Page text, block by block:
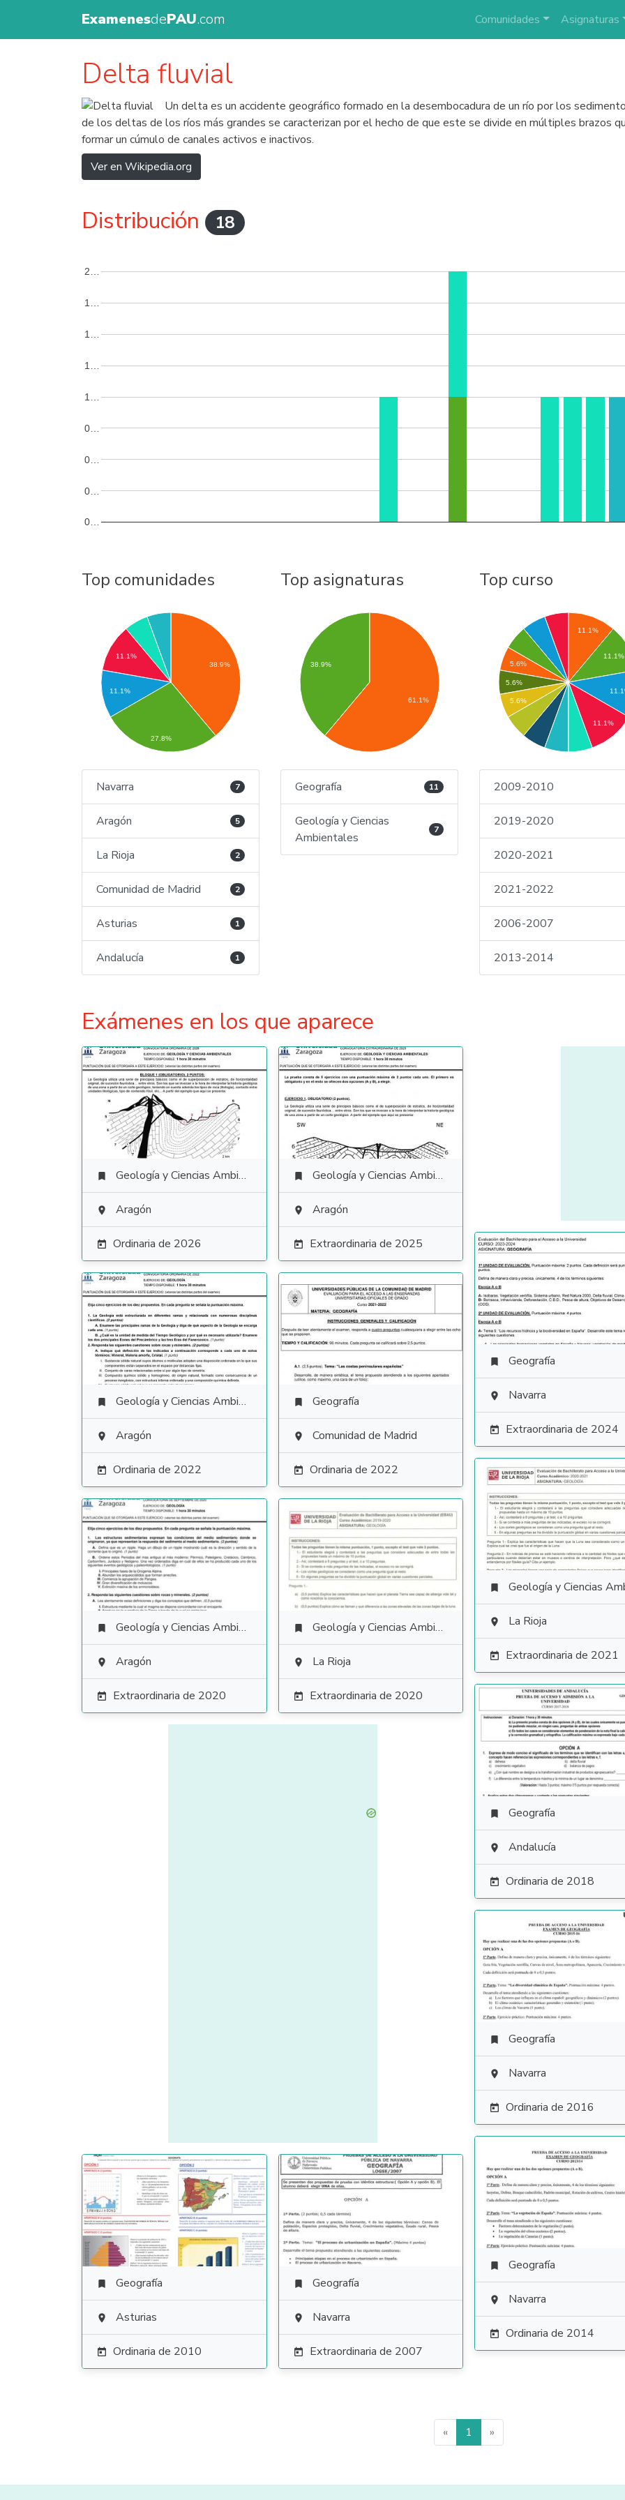
ExamenesdePAU.com Comunidades Asignaturas
Delta fluvial
Un delta es un accidente geográfico formado en la desembocadura de un río por los
de los deltas de los ríos más grandes se caracterizan por el hecho de que este se divide en múltiples brazos
formar un cúmulo de canales activos e inactivos.
Ver en Wikipedia.org
Distribución 18
0…
0…
0…
0…
1…
1…
1…
1…
2…
Top comunidades
38.9%
11.1%
11.1%
27.8%
Navarra 7
Aragón 5
La Rioja 2
Comunidad de Madrid 2
Asturias 1
Andalucía 1
Top asignaturas
38.9%
61.1%
Geografía 11
Geología y Ciencias
Ambientales
7
Top curso
11.1%
11.1%
11.1%
5.6%
5.6%
5.6%
2009-2010
2019-2020
2020-2021
2021-2022
2006-2007
2013-2014
Exámenes en los que aparece
 Geología y Ciencias Ambientales
 Aragón
 Ordinaria de 2026
 Geología y Ciencias Ambientales
 Aragón
 Extraordinaria de 2025
 Geografía
 Navarra
 Extraordinaria de 2024
 Geología y Ciencias Ambientales
 Aragón
 Ordinaria de 2022
 Geografía
 Comunidad de Madrid
 Ordinaria de 2022
 Geología y Ciencias
 La Rioja
 Extraordinaria de 2021
 Geología y Ciencias Ambientales
 Aragón
 Extraordinaria de 2020
 Geología y Ciencias Ambientales
 La Rioja
 Extraordinaria de 2020
 Geografía
 Andalucía
 Ordinaria de 2018
 Geografía
 Navarra
 Ordinaria de 2016
 Geografía
 Navarra
 Ordinaria de 2014
 Geografía
 Asturias
 Ordinaria de 2010
 Geografía
 Navarra
 Extraordinaria de 2007
« 1 »